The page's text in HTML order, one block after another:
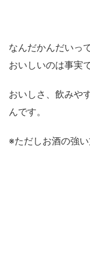
なんだかんだいっ
おいしいのは事実
おいしさ、飲みや
んです。
※ただしお酒の強い